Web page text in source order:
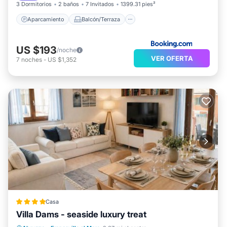
3 Dormitorios 2 baños 7 Invitados 1399.31 pies²
Aparcamiento Balcón/Terraza
US $193/noche
7 noches - US $1,352 VER OFERTA
Casa
Villa Dams - seaside luxury treat